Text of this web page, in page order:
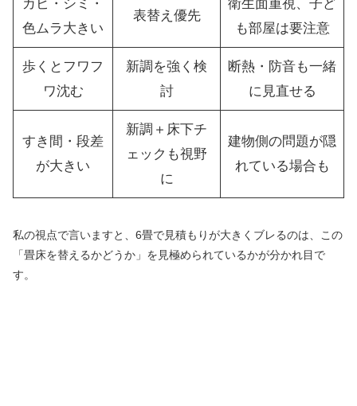
カビ・シミ・
色ムラ大きい
表替え優先
衛生面重視、子ど
も部屋は要注意
歩くとフワフ
ワ沈む
新調を強く検
討
断熱・防音も一緒
に見直せる
すき間・段差
が大きい
新調＋床下チ
ェックも視野
に
建物側の問題が隠
れている場合も
私の視点で言いますと、6畳で見積もりが大きくブレるのは、この
「畳床を替えるかどうか」を見極められているかが分かれ目で
す。